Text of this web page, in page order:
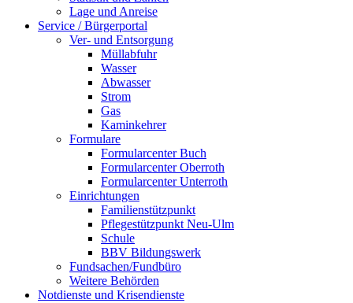
Lage und Anreise
Service / Bürgerportal
Ver- und Entsorgung
Müllabfuhr
Wasser
Abwasser
Strom
Gas
Kaminkehrer
Formulare
Formularcenter Buch
Formularcenter Oberroth
Formularcenter Unterroth
Einrichtungen
Familienstützpunkt
Pflegestützpunkt Neu-Ulm
Schule
BBV Bildungswerk
Fundsachen/Fundbüro
Weitere Behörden
Notdienste und Krisendienste